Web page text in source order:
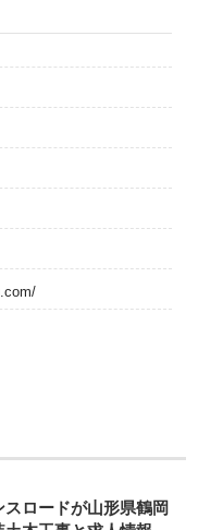
ロードが山形県鶴岡